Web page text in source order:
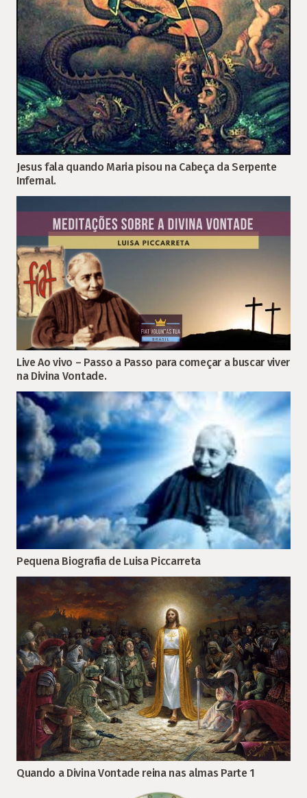
Jesus fala quando Maria pisou na Cabeça da Serpente
Infernal.
Live Ao vivo – Passo a Passo para começar a buscar viver
na Divina Vontade.
Pequena Biografia de Luisa Piccarreta
Quando a Divina Vontade reina nas almas Parte 1